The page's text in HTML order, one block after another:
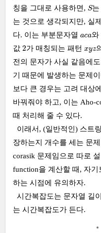
칭을 그대로 사용하면, S
S
는 것으로 생각되지만, 실
다. 이는 부분문자열 aca
aca와
값 2
2가 매칭되는 패턴 xyz
xyz
전의 문자가 사실 같음에
기 때문에 발생하는 문제
보다 큰 경우는 고려 대상
바꿔줘야 하고, 이는 Aho-
때 처리해 줄 수 있다.
이래서, (일반적인) 스트링
장하는지 개수를 세는 문
corasik 문제임으로 따로
function을 계산할 때, 자
하는 시점에 유의하자.
시간복잡도는 문자열 길
는 시간복잡도가 든다.